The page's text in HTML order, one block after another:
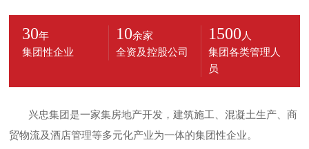
30年
集团性企业
10余家
全资及控股公司
1500 人
集团各类管理人
员
兴忠集团是一家集房地产开发，建筑施工、混凝土生产、商
贸物流及酒店管理等多元化产业为一体的集团性企业。